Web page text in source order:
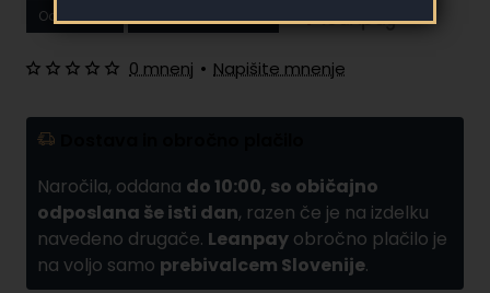
Od
Naročila, oddana do 10:00, so običajno
odposlana še isti dan, razen če je na izdelku
navedeno drugače. Leanpay obročno plačilo je
na voljo samo prebivalcem Slovenije.
0 mnenj • Napišite mnenje